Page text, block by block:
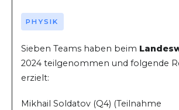
PHYSIK
Sieben Teams haben beim
2024 teilgenommen und folgende
erzielt:
Mikhail Soldatov (Q4) (Teilnahme